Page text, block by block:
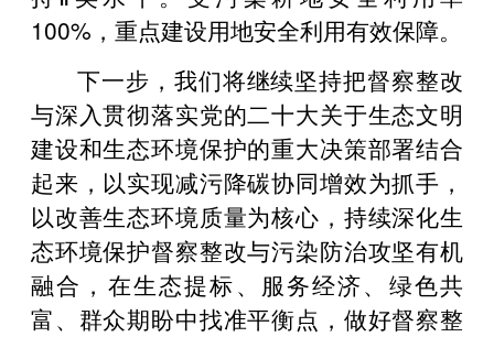
100%，重点建设用地安全利用有效保障。
下一步，我们将继续坚持把督察整改
与深入贯彻落实党的二十大关于生态文明
建设和生态环境保护的重大决策部署结合
起来，以实现减污降碳协同增效为抓手，
以改善生态环境质量为核心，持续深化生
态环境保护督察整改与污染防治攻坚有机
融合，在生态提标、服务经济、绿色共
富、群众期盼中找准平衡点，做好督察整